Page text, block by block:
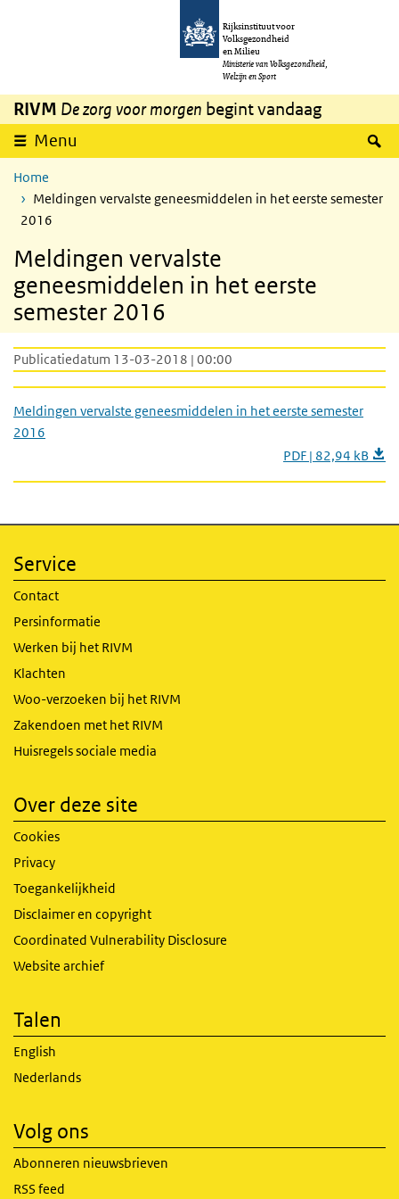
Overslaan en naar de inhoud gaan
Rijksinstituut voor
Volksgezondheid
en Milieu
Ministerie van Volksgezondheid,
Welzijn en Sport
RIVM De zorg voor morgen begint vandaag
Menu
Home
Meldingen vervalste geneesmiddelen in het eerste semester
2016
Meldingen vervalste
geneesmiddelen in het eerste
semester 2016
Publicatiedatum 13-03-2018 | 00:00
Meldingen vervalste geneesmiddelen in het eerste semester
2016
PDF | 82,94 kB
Service
Contact
Persinformatie
Werken bij het RIVM
Klachten
Woo-verzoeken bij het RIVM
Zakendoen met het RIVM
Huisregels sociale media
Over deze site
Cookies
Privacy
Toegankelijkheid
Disclaimer en copyright
Coordinated Vulnerability Disclosure
Website archief
Talen
English
Nederlands
Volg ons
Abonneren nieuwsbrieven
RSS feed